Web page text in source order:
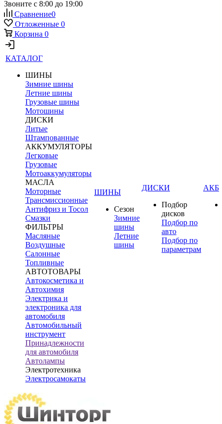
Звоните с 8:00 до 19:00
Сравнение0
Отложенные 0
Корзина 0
КАТАЛОГ
ШИНЫ
Зимние шины
Летние шины
Грузовые шины
Мотошины
ДИСКИ
Литые
Штампованные
АККУМУЛЯТОРЫ
Легковые
Грузовые
Мотоаккумуляторы
МАСЛА
Моторные
Трансмиссионные
Антифриз и Тосол
Смазки
ФИЛЬТРЫ
Масляные
Воздушные
Салонные
Топливные
АВТОТОВАРЫ
Автокосметика и
Автохимия
Электрика и
электроника для
автомобиля
Автомобильный
инструмент
Принадлежности
для автомобиля
Автолампы
Электротехника
Электросамокаты
ШИНЫ
Сезон
Зимние
шины
Летние
шины
ДИСКИ
Подбор
дисков
Подбор по
авто
Подбор по
параметрам
АКБ